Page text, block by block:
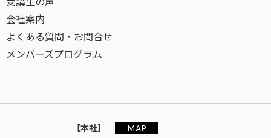
会社案内
よくある質問・お問合せ
メンバーズプログラム
【本社】 MAP